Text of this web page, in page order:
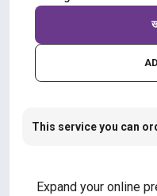
This service you can
Expand your online